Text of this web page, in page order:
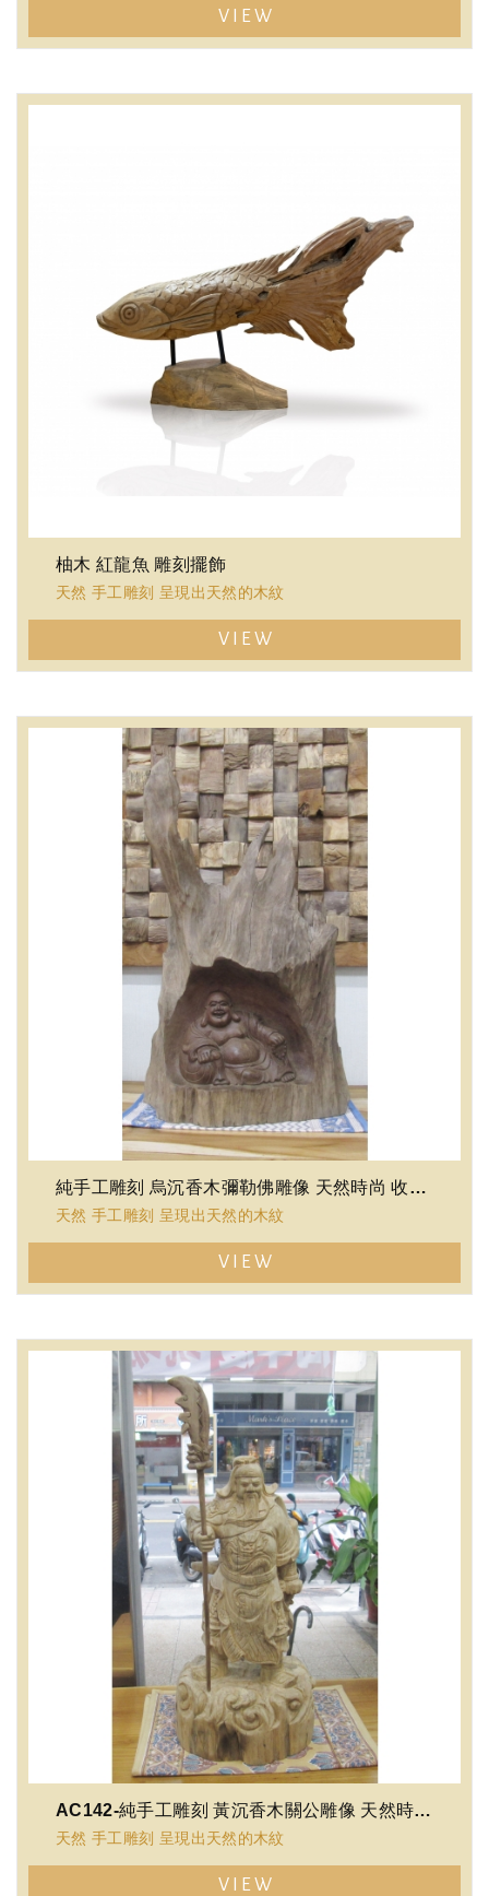
散發天然芬多精 老柚木實木 越擦越亮
VIEW
柚木 紅龍魚 雕刻擺飾
天然 手工雕刻 呈現出天然的木紋
散發天然芬多精 老柚木實木 越擦越亮
產量少，值得珍藏
((限量收藏僅此一件))
VIEW
純手工雕刻 烏沉香木彌勒佛雕像 天然時尚 收藏品 擺飾 禮品 限量單件品
天然 手工雕刻 呈現出天然的木紋
散發天然芬多精 烏沉香木
((限量收藏僅此一件))
VIEW
AC142-純手工雕刻 黃沉香木關公雕像 天然時尚 收藏品 擺飾 禮品 限量商品...
天然 手工雕刻 呈現出天然的木紋
散發天然芬多精 黃沉香木VIEW